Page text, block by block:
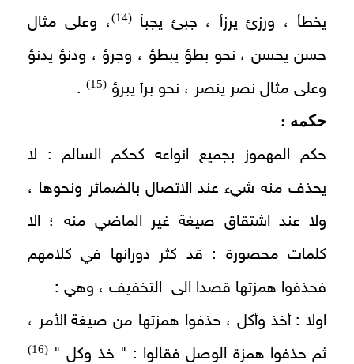
يخطأ ، ورزئ يرزأ ، جبئ يجبأ(14)
، وعلى مثال
حسن يحسن ، نحو بطؤ يبطؤ ، وجرؤ ، ودنؤ يدنؤ
وعلى مثال نصر ينصر ، نحو برأ يبرؤ (15)
.
حكمه :
حكم المهموز بجميع انواعه كحكم السالم : لا
يحذف منه شيء عند الاتصال بالضمائر ونحوها ،
ولا عند اشتقاق صيغة غير الماضي منه ؛ الا
كلمات محصورة : قد كثر دورانها في كلامهم
فحذفوا همزتها قصدا الى التخفيف ، وهي :
اولا : أخذ وأكل ، حذفوا همزتها من صيغة الأمر ،
ثم حذفوا همزة الوصل فقالوا : " خذ وكل " (16)